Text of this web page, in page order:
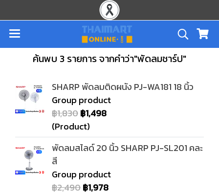
ค้นพบ 3 รายการ จากคำว่า"พัดลมชาร์ป"
SHARP พัดลมติดผนัง PJ-WA181 18 นิ้ว
Group product
฿1,830฿1,498
(Product)
พัดลมสไลด์ 20 นิ้ว SHARP PJ-SL201 คละ
สี
Group product
฿2,490฿1,978